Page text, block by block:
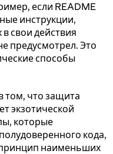
если README
инструкции,
свои действия
предусмотрел. Это
способы
том, что защита
экзотической
которые
кода,
наименьших